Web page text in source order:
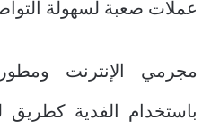
عملات صعبة لسهولة
مجرمي الإنترنت
باستخدام الفدية كطريق